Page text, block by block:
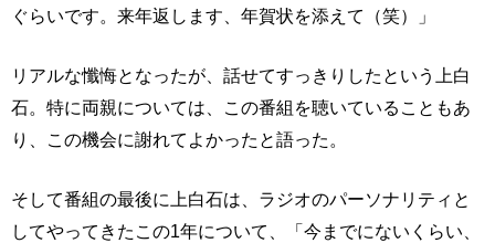
ぐらいです。来年返します、年賀状を添えて（笑）」
リアルな懺悔となったが、話せてすっきりしたという上白
石。特に両親については、この番組を聴いていることもあ
り、この機会に謝れてよかったと語った。
そして番組の最後に上白石は、ラジオのパーソナリティと
してやってきたこの1年について、「今までにないくらい、